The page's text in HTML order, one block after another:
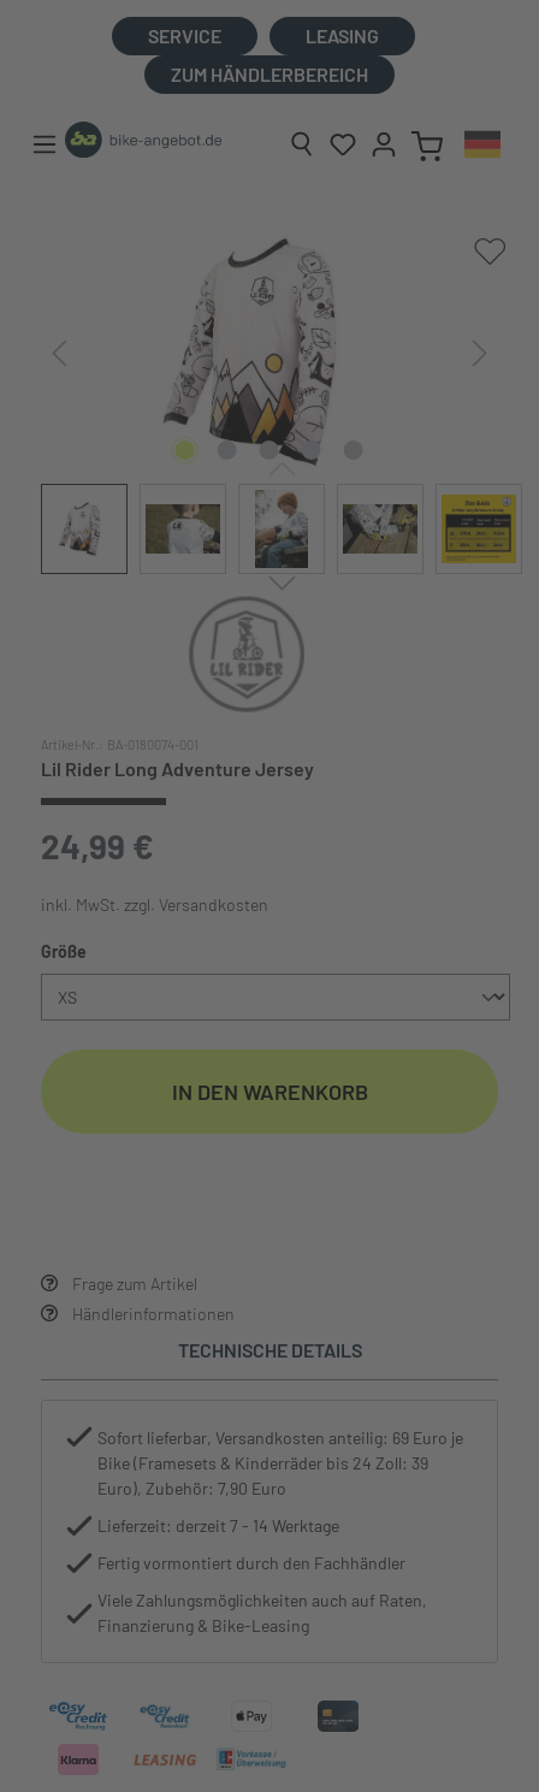
SERVICE
LEASING
ZUM HÄNDLERBEREICH
Bildergalerie überspringen
Artikel-Nr.: BA-0180074-001
Lil Rider Long Adventure Jersey
24,99 €
inkl. MwSt. zzgl. Versandkosten
Frage zum Artikel
Händlerinformationen
Größe
IN DEN WARENKORB
TECHNISCHE DETAILS
Sofort lieferbar, Versandkosten anteilig: 69 Euro je
Bike (Framesets & Kinderräder bis 24 Zoll: 39
Euro), Zubehör: 7,90 Euro
Lieferzeit: derzeit 7 - 14 Werktage
Fertig vormontiert durch den Fachhändler
Viele Zahlungsmöglichkeiten auch auf Raten,
Finanzierung & Bike-Leasing